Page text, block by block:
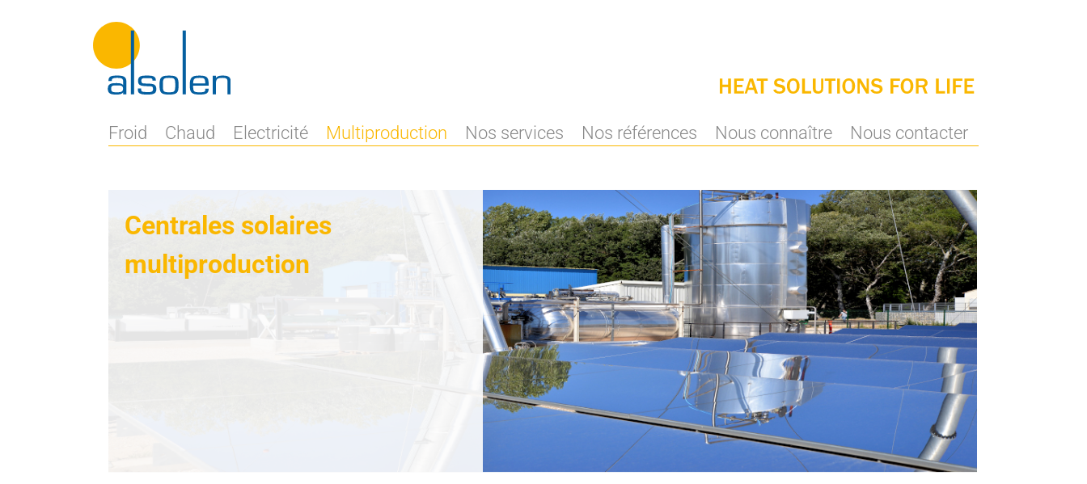
Froid Chaud Electricité Multiproduction Nos services Nos références Nous connaître Nous contacter
Centrales solaires
multiproduction